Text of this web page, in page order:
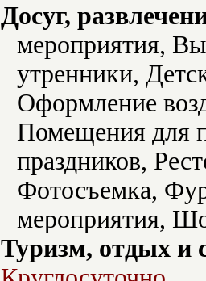
Досуг,
мероприятия,
утренники,
Оформление
Помещения для
праздников,
Фотосъемка,
мероприятия,
Туризм, отдых и